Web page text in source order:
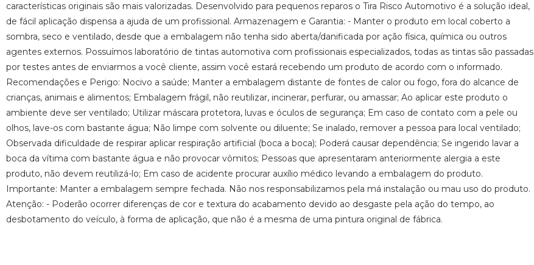
características originais são mais valorizadas. Desenvolvido para pequenos reparos o Tira Risco Automotivo é a solução ideal,
de fácil aplicação dispensa a ajuda de um profissional. Armazenagem e Garantia: - Manter o produto em local coberto a
sombra, seco e ventilado, desde que a embalagem não tenha sido aberta/danificada por ação física, química ou outros
agentes externos. Possuímos laboratório de tintas automotiva com profissionais especializados, todas as tintas são passadas
por testes antes de enviarmos a você cliente, assim você estará recebendo um produto de acordo com o informado.
Recomendações e Perigo: Nocivo a saúde; Manter a embalagem distante de fontes de calor ou fogo, fora do alcance de
crianças, animais e alimentos; Embalagem frágil, não reutilizar, incinerar, perfurar, ou amassar; Ao aplicar este produto o
ambiente deve ser ventilado; Utilizar máscara protetora, luvas e óculos de segurança; Em caso de contato com a pele ou
olhos, lave-os com bastante água; Não limpe com solvente ou diluente; Se inalado, remover a pessoa para local ventilado;
Observada dificuldade de respirar aplicar respiração artificial (boca a boca); Poderá causar dependência; Se ingerido lavar a
boca da vítima com bastante água e não provocar vômitos; Pessoas que apresentaram anteriormente alergia a este
produto, não devem reutilizá-lo; Em caso de acidente procurar auxílio médico levando a embalagem do produto.
Importante: Manter a embalagem sempre fechada. Não nos responsabilizamos pela má instalação ou mau uso do produto.
Atenção: - Poderão ocorrer diferenças de cor e textura do acabamento devido ao desgaste pela ação do tempo, ao
desbotamento do veículo, à forma de aplicação, que não é a mesma de uma pintura original de fábrica.